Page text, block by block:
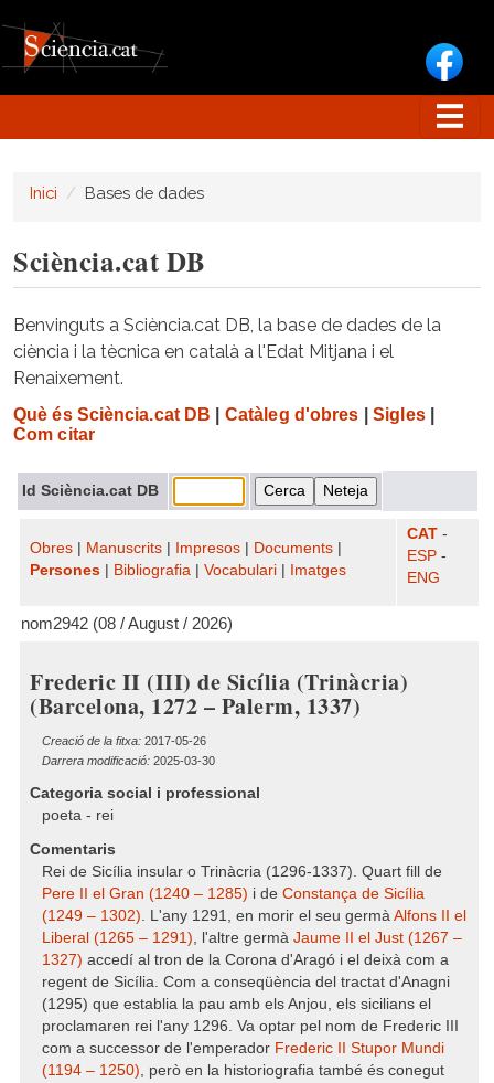
Inici Bases de dades
Sciència.cat DB
Benvinguts a Sciència.cat DB, la base de dades de la
ciència i la tècnica en català a l'Edat Mitjana i el
Renaixement.
Què és Sciència.cat DB Catàleg d'obres Sigles|
Com citar
Id Sciència.cat DB
Obres Manuscrits Impresos Documents
Persones
Bibliografia Vocabulari Imatges
CAT -
ESP -
ENG
nom2942 (08 / August / 2026)
Frederic II (III) de Sicília (Trinàcria)
(Barcelona, 1272 – Palerm, 1337)
Creació de la fitxa: 2017-05-26
Darrera modificació: 2025-03-30
Categoria social i professional
poeta - rei
Comentaris
Rei de Sicília insular o Trinàcria (1296-1337). Quart fill de
Pere II el Gran (1240 – 1285) i de Constança de Sicília
(1249 – 1302). L'any 1291, en morir el seu germà Alfons II el
Liberal (1265 – 1291), l'altre germà Jaume II el Just (1267 –
1327) accedí al tron de la Corona d'Aragó i el deixà com a
regent de Sicília. Com a conseqüència del tractat d'Anagni
(1295) que establia la pau amb els Anjou, els sicilians el
proclamaren rei l'any 1296. Va optar pel nom de Frederic III
com a successor de l'emperador Frederic II Stupor Mundi
(1194 – 1250), però en la historiografia també és conegut